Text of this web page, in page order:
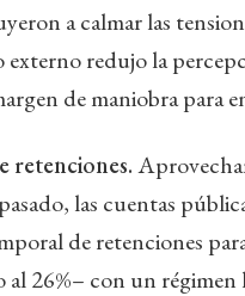
a calmar las
externo redujo la
de maniobra para
retenciones.
las cuentas
de retenciones
al 26%– con un